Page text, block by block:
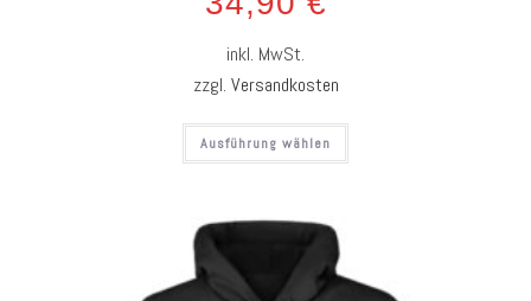
inkl. MwSt.
zzgl. Versandkosten
Ausführung wählen